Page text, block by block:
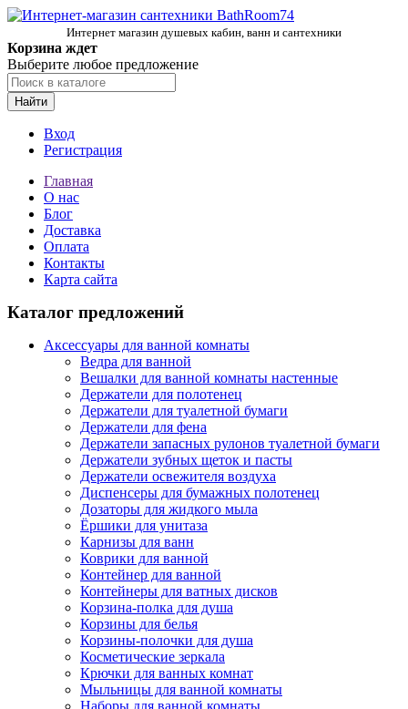
Интернет магазин душевых кабин, ванн и сантехники
Корзина ждет
Выберите любое предложение
Найти
Вход
Регистрация
Главная
О нас
Блог
Доставка
Оплата
Контакты
Карта сайта
Каталог предложений
Аксессуары для ванной комнаты
Ведра для ванной
Вешалки для ванной комнаты настенные
Держатели для полотенец
Держатели для туалетной бумаги
Держатели для фена
Держатели запасных рулонов туалетной бумаги
Держатели зубных щеток и пасты
Держатели освежителя воздуха
Диспенсеры для бумажных полотенец
Дозаторы для жидкого мыла
Ёршики для унитаза
Карнизы для ванн
Коврики для ванной
Контейнер для ванной
Контейнеры для ватных дисков
Корзина-полка для душа
Корзины для белья
Корзины-полочки для душа
Косметические зеркала
Крючки для ванных комнат
Мыльницы для ванной комнаты
Наборы для ванной комнаты